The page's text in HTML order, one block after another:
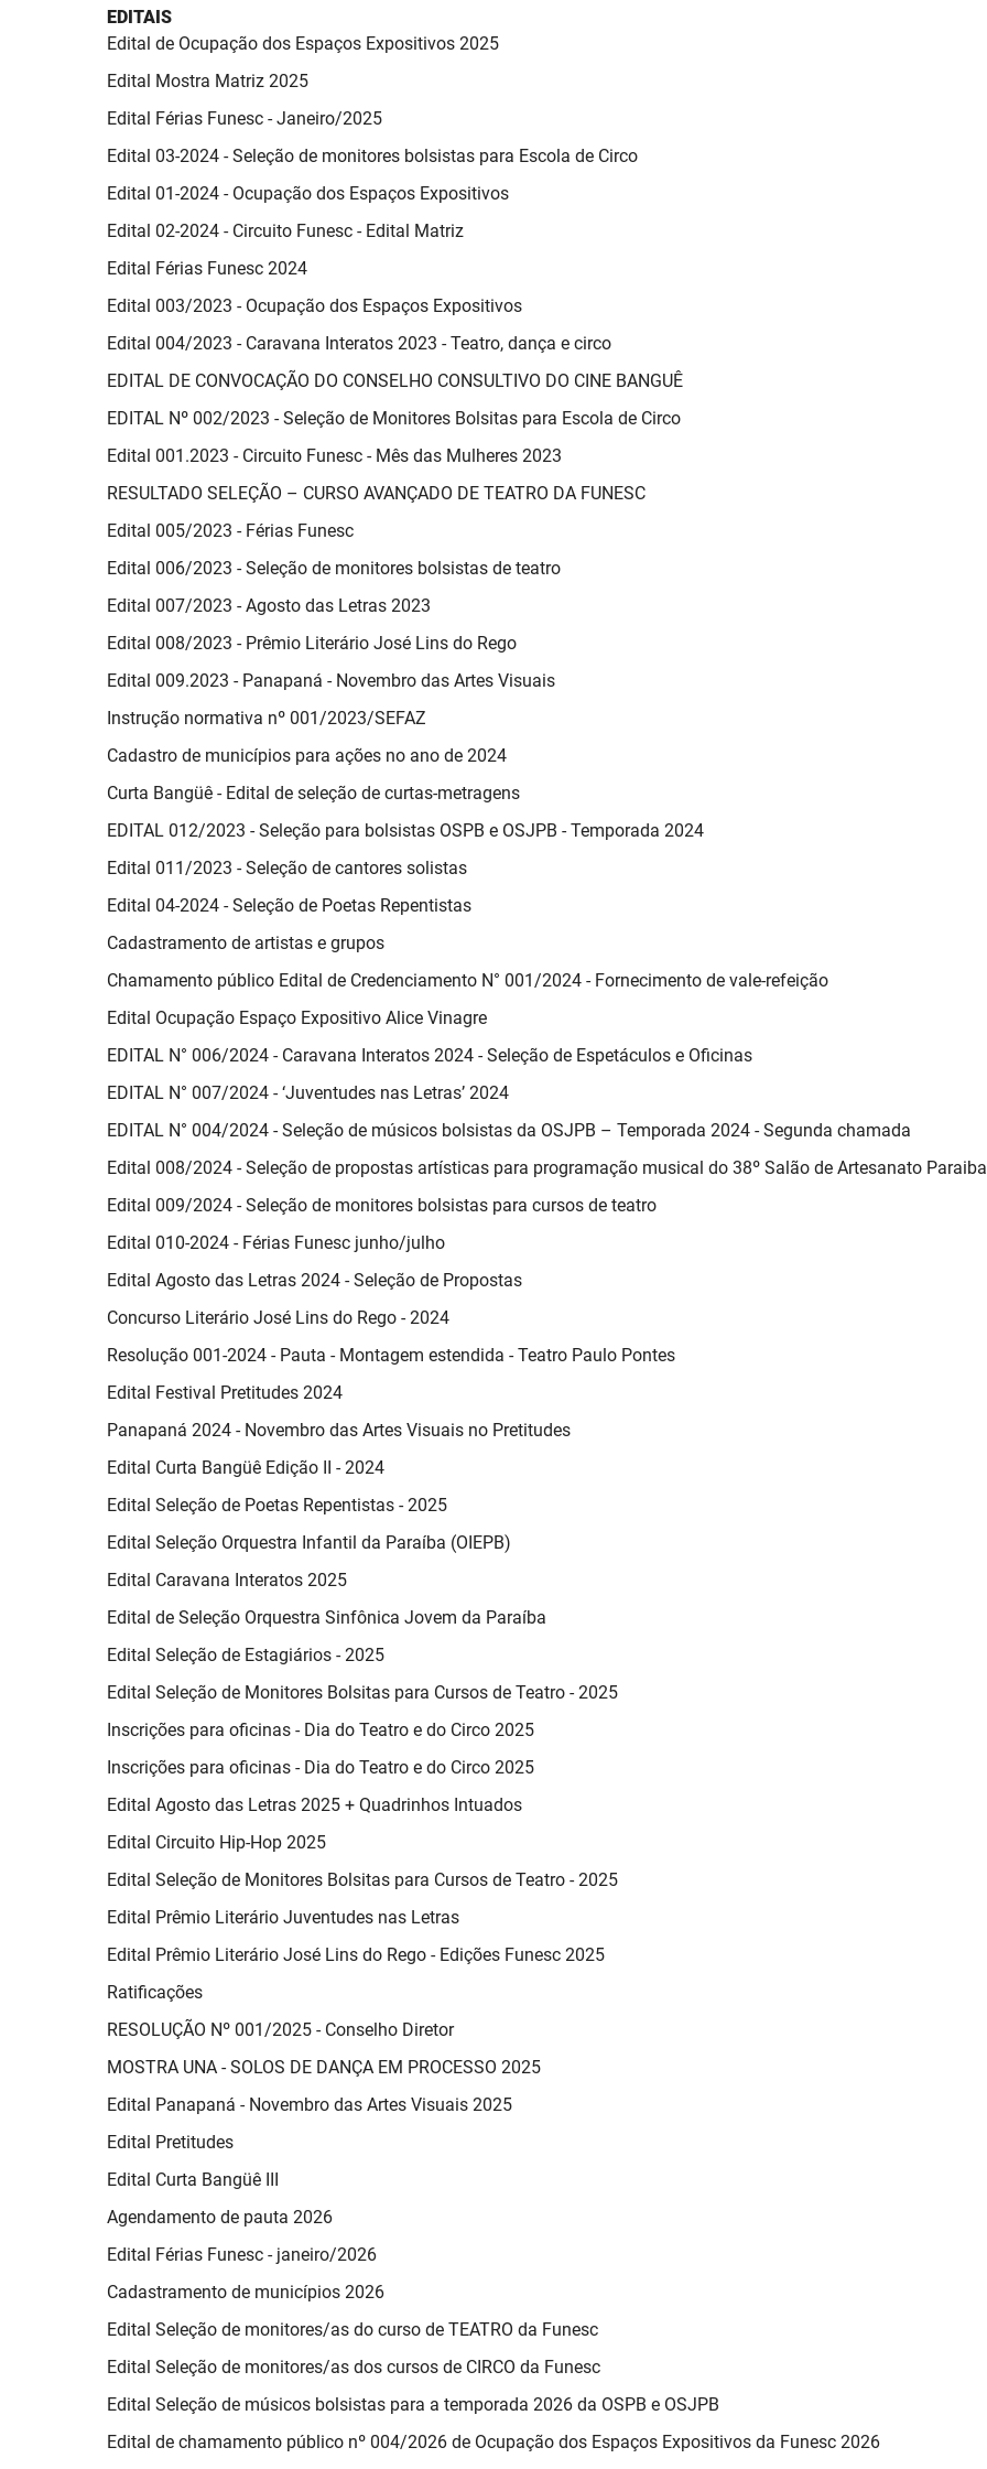
EDITAIS
Edital de Ocupação dos Espaços Expositivos 2025
Edital Mostra Matriz 2025
Edital Férias Funesc - Janeiro/2025
Edital 03-2024 - Seleção de monitores bolsistas para Escola de Circo
Edital 01-2024 - Ocupação dos Espaços Expositivos
Edital 02-2024 - Circuito Funesc - Edital Matriz
Edital Férias Funesc 2024
Edital 003/2023 - Ocupação dos Espaços Expositivos
Edital 004/2023 - Caravana Interatos 2023 - Teatro, dança e circo
EDITAL DE CONVOCAÇÃO DO CONSELHO CONSULTIVO DO CINE BANGUÊ
EDITAL Nº 002/2023 - Seleção de Monitores Bolsitas para Escola de Circo
Edital 001.2023 - Circuito Funesc - Mês das Mulheres 2023
RESULTADO SELEÇÃO – CURSO AVANÇADO DE TEATRO DA FUNESC
Edital 005/2023 - Férias Funesc
Edital 006/2023 - Seleção de monitores bolsistas de teatro
Edital 007/2023 - Agosto das Letras 2023
Edital 008/2023 - Prêmio Literário José Lins do Rego
Edital 009.2023 - Panapaná - Novembro das Artes Visuais
Instrução normativa nº 001/2023/SEFAZ
Cadastro de municípios para ações no ano de 2024
Curta Bangüê - Edital de seleção de curtas-metragens
EDITAL 012/2023 - Seleção para bolsistas OSPB e OSJPB - Temporada 2024
Edital 011/2023 - Seleção de cantores solistas
Edital 04-2024 - Seleção de Poetas Repentistas
Cadastramento de artistas e grupos
Chamamento público Edital de Credenciamento N° 001/2024 - Fornecimento de vale-refeição
Edital Ocupação Espaço Expositivo Alice Vinagre
EDITAL N° 006/2024 - Caravana Interatos 2024 - Seleção de Espetáculos e Oficinas
EDITAL N° 007/2024 - ‘Juventudes nas Letras’ 2024
EDITAL N° 004/2024 - Seleção de músicos bolsistas da OSJPB – Temporada 2024 - Segunda chamada
Edital 008/2024 - Seleção de propostas artísticas para programação musical do 38º Salão de Artesanato
Edital 009/2024 - Seleção de monitores bolsistas para cursos de teatro
Edital 010-2024 - Férias Funesc junho/julho
Edital Agosto das Letras 2024 - Seleção de Propostas
Concurso Literário José Lins do Rego - 2024
Resolução 001-2024 - Pauta - Montagem estendida - Teatro Paulo Pontes
Edital Festival Pretitudes 2024
Panapaná 2024 - Novembro das Artes Visuais no Pretitudes
Edital Curta Bangüê Edição II - 2024
Edital Seleção de Poetas Repentistas - 2025
Edital Seleção Orquestra Infantil da Paraíba (OIEPB)
Edital Caravana Interatos 2025
Edital de Seleção Orquestra Sinfônica Jovem da Paraíba
Edital Seleção de Estagiários - 2025
Edital Seleção de Monitores Bolsitas para Cursos de Teatro - 2025
Inscrições para oficinas - Dia do Teatro e do Circo 2025
Inscrições para oficinas - Dia do Teatro e do Circo 2025
Edital Agosto das Letras 2025 + Quadrinhos Intuados
Edital Circuito Hip-Hop 2025
Edital Seleção de Monitores Bolsitas para Cursos de Teatro - 2025
Edital Prêmio Literário Juventudes nas Letras
Edital Prêmio Literário José Lins do Rego - Edições Funesc 2025
Ratificações
RESOLUÇÃO Nº 001/2025 - Conselho Diretor
MOSTRA UNA - SOLOS DE DANÇA EM PROCESSO 2025
Edital Panapaná - Novembro das Artes Visuais 2025
Edital Pretitudes
Edital Curta Bangüê III
Agendamento de pauta 2026
Edital Férias Funesc - janeiro/2026
Cadastramento de municípios 2026
Edital Seleção de monitores/as do curso de TEATRO da Funesc
Edital Seleção de monitores/as dos cursos de CIRCO da Funesc
Edital Seleção de músicos bolsistas para a temporada 2026 da OSPB e OSJPB
Edital de chamamento público nº 004/2026 de Ocupação dos Espaços Expositivos da Funesc 2026